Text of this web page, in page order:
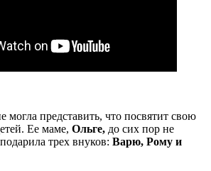
представить, что посвятит свою
Ее маме, Ольге, до сих пор не
трех внуков: Варю, Рому и